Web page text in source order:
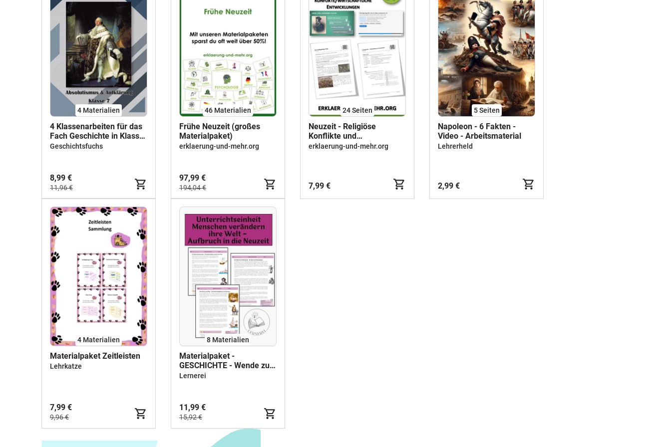
4 Materialien
4 Klassenarbeiten für das
Fach Geschichte in Klasse
7
Geschichtsfuchs
8,99 €
11,96 €
46 Materialien
Frühe Neuzeit (großes
Materialpaket)
erklaerung-und-mehr.org
97,99 €
194,04 €
24Seiten
Neuzeit - Religiöse
Konflikte und
wirtschaftliche
erklaerung-und-mehr.org
7,99 €
5Seiten
Napoleon - 6 Fakten -
Video - Arbeitsmaterial
Lehrerheld
2,99 €
4 Materialien
Materialpaket Zeitleisten
Lehrkatze
7,99 €
9,96 €
8 Materialien
Materialpaket -
GESCHICHTE - Wende zur
Neuzeit
Lernerei
11,99 €
15,92 €